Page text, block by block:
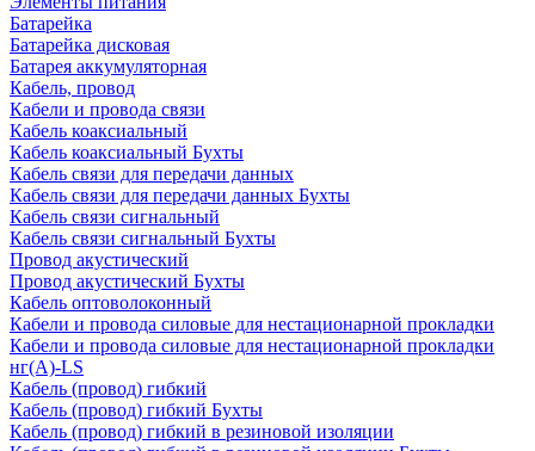
Батарейка
Батарейка дисковая
Батарея аккумуляторная
Кабель, провод
Кабели и провода связи
Кабель коаксиальный
Кабель коаксиальный Бухты
Кабель связи для передачи данных
Кабель связи для передачи данных Бухты
Кабель связи сигнальный
Кабель связи сигнальный Бухты
Провод акустический
Провод акустический Бухты
Кабель оптоволоконный
Кабели и провода силовые для нестационарной прокладки
Кабели и провода силовые для нестационарной прокладки
нг(А)-LS
Кабель (провод) гибкий
Кабель (провод) гибкий Бухты
Кабель (провод) гибкий в резиновой изоляции